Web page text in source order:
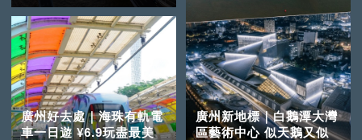
廣州好去處｜海珠有軌電
車一日遊 ¥6.9玩盡最美
廣州新地標｜白鵝潭大灣
區藝術中心 似天鵝又似